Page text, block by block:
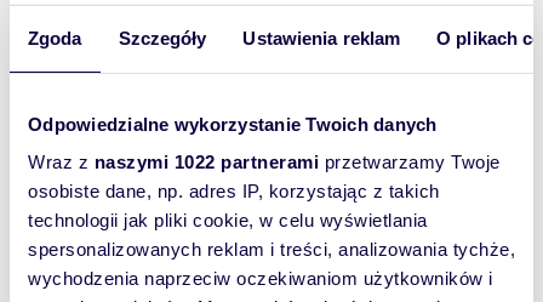
Zgoda Szczegóły Ustawienia reklam O plikach
Odpowiedzialne wykorzystanie Twoich danych
Wraz z naszymi 1022 partnerami przetwarzamy Twoje
osobiste dane, np. adres IP, korzystając z takich
technologii jak pliki cookie, w celu wyświetlania
spersonalizowanych reklam i treści, analizowania tychże,
wychodzenia naprzeciw oczekiwaniom użytkowników i
2 2 33,86 m 2 5 021 444 zł
2 3 66,83 m 935 620 zł